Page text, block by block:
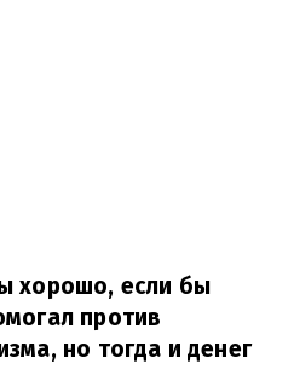
хорошо, если бы
против
но тогда и денег